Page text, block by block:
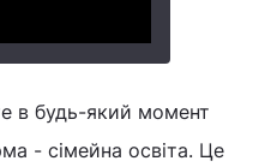
в будь-який момент
- сімейна освіта. Це